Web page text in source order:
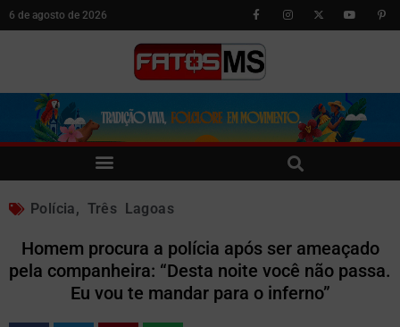
6 de agosto de 2026
Polícia, Três Lagoas
Homem procura a polícia após ser ameaçado
pela companheira: “Desta noite você não passa.
Eu vou te mandar para o inferno”